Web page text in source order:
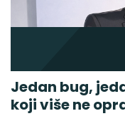
Jedan bug,
koji više ne